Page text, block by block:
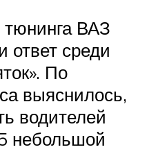
тюнинга ВАЗ
ответ среди
По
выяснилось,
водителей
небольшой